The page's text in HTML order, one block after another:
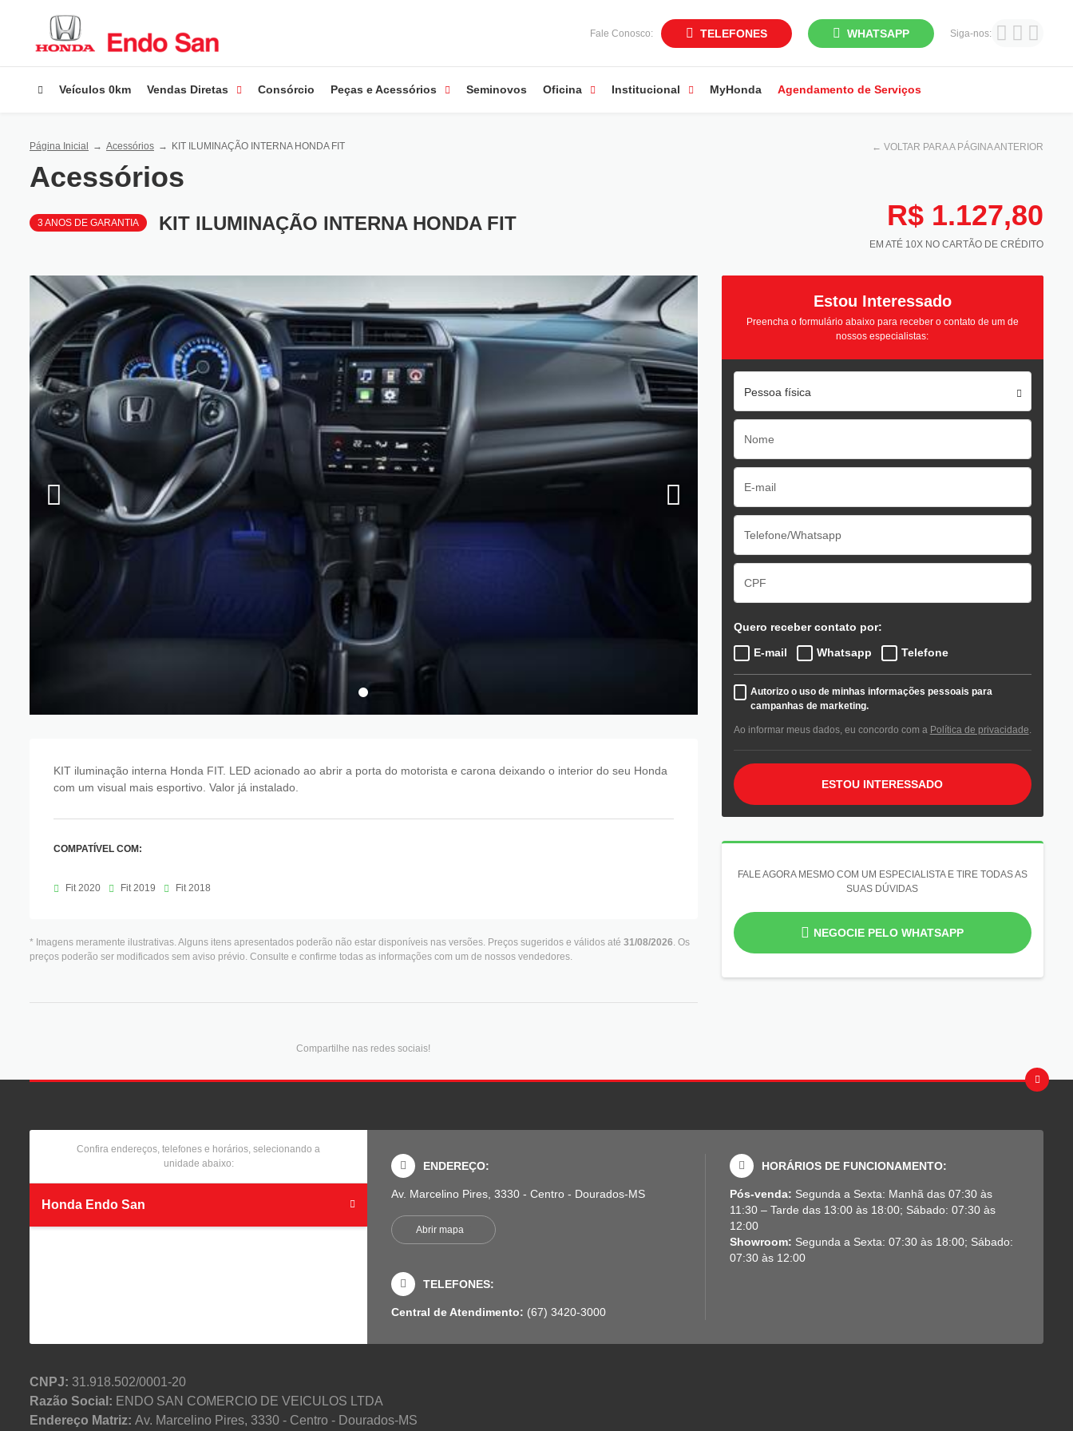
Fale Conosco: TELEFONES WHATSAPP Siga-nos:
Veículos 0km Vendas Diretas Consórcio Peças e Acessórios Seminovos Oficina Institucional MyHonda Agendamento de Serviços
Página Inicial Acessórios KIT ILUMINAÇÃO INTERNA HONDA FIT ← VOLTAR PARA A PÁGINA ANTERIOR
Acessórios
3 ANOS DE GARANTIA KIT ILUMINAÇÃO INTERNA HONDA FIT R$ 1.127,80
EM ATÉ 10X NO CARTÃO DE CRÉDITO
KIT iluminação interna Honda FIT. LED acionado ao abrir a porta do motorista e carona deixando o interior do seu Honda
com um visual mais esportivo. Valor já instalado.
COMPATÍVEL COM:
Fit 2020 Fit 2019 Fit 2018
* Imagens meramente ilustrativas. Alguns itens apresentados poderão não estar disponíveis nas versões. Preços sugeridos e válidos até 31/08/2026. Os
preços poderão ser modificados sem aviso prévio. Consulte e confirme todas as informações com um de nossos vendedores.
Compartilhe nas redes sociais!
Estou Interessado
Preencha o formulário abaixo para receber o contato de um de
nossos especialistas:
Pessoa física
Quero receber contato por:
E-mail
Whatsapp Telefone
Autorizo o uso de minhas informações pessoais para
campanhas de marketing.
Ao informar meus dados, eu concordo com a Política de privacidade.
ESTOU INTERESSADO
FALE AGORA MESMO COM UM ESPECIALISTA E TIRE TODAS AS
SUAS DÚVIDAS
NEGOCIE PELO WHATSAPP
Confira endereços, telefones e horários, selecionando a
unidade abaixo:
Honda Endo San
ENDEREÇO:
Av. Marcelino Pires, 3330 - Centro - Dourados-MS
Abrir mapa
TELEFONES:
Central de Atendimento: (67) 3420-3000
HORÁRIOS DE FUNCIONAMENTO:
Pós-venda: Segunda a Sexta: Manhã das 07:30 às
11:30 – Tarde das 13:00 às 18:00; Sábado: 07:30 às
12:00
Showroom: Segunda a Sexta: 07:30 às 18:00; Sábado:
07:30 às 12:00
CNPJ: 31.918.502/0001-20
Razão Social: ENDO SAN COMERCIO DE VEICULOS LTDA
Endereço Matriz: Av. Marcelino Pires, 3330 - Centro - Dourados-MS